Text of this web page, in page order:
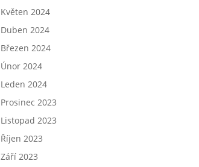
Květen 2024
Duben 2024
Březen 2024
Únor 2024
Leden 2024
Prosinec 2023
Listopad 2023
Říjen 2023
Září 2023